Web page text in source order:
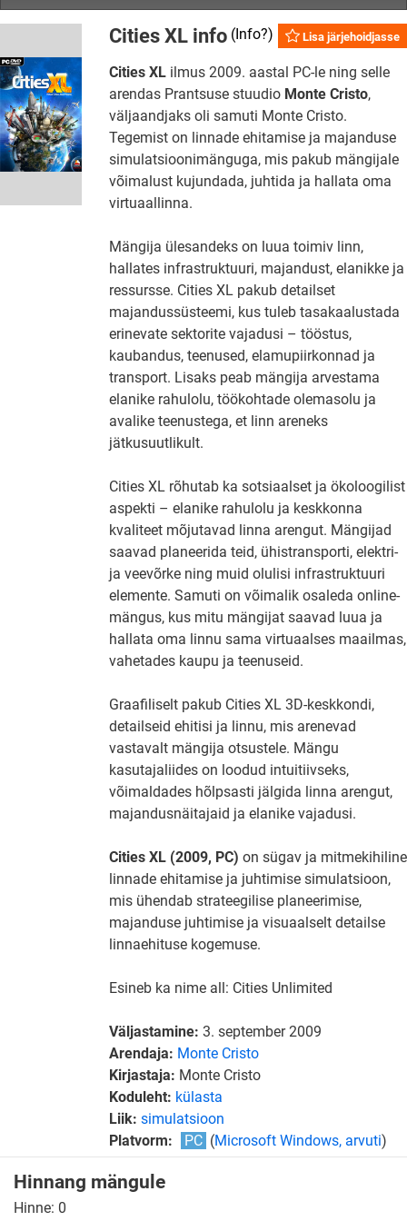
Lisa järjehoidjasse
(Info?)
Cities XL info
Cities XLilmus 2009. aastal PC-le ning selle
arendas Prantsuse stuudio Monte Cristo,
väljaandjaks oli samuti Monte Cristo.
Tegemist on linnade ehitamise ja majanduse
simulatsioonimänguga, mis pakub mängijale
võimalust kujundada, juhtida ja hallata oma
virtuaallinna.
Mängija ülesandeks on luua toimiv linn,
hallates infrastruktuuri, majandust, elanikke ja
ressursse. Cities XL pakub detailset
majandussüsteemi, kus tuleb tasakaalustada
erinevate sektorite vajadusi – tööstus,
kaubandus, teenused, elamupiirkonnad ja
transport. Lisaks peab mängija arvestama
elanike rahulolu, töökohtade olemasolu ja
avalike teenustega, et linn areneks
jätkusuutlikult.
Cities XL rõhutab ka sotsiaalset ja ökoloogilist
aspekti – elanike rahulolu ja keskkonna
kvaliteet mõjutavad linna arengut. Mängijad
saavad planeerida teid, ühistransporti, elektri-
ja veevõrke ning muid olulisi infrastruktuuri
elemente. Samuti on võimalik osaleda online-
mängus, kus mitu mängijat saavad luua ja
hallata oma linnu sama virtuaalses maailmas,
vahetades kaupu ja teenuseid.
Graafiliselt pakub Cities XL 3D-keskkondi,
detailseid ehitisi ja linnu, mis arenevad
vastavalt mängija otsustele. Mängu
kasutajaliides on loodud intuitiivseks,
võimaldades hõlpsasti jälgida linna arengut,
majandusnäitajaid ja elanike vajadusi.
Cities XL (2009, PC) on sügav ja mitmekihiline
linnade ehitamise ja juhtimise simulatsioon,
mis ühendab strateegilise planeerimise,
majanduse juhtimise ja visuaalselt detailse
linnaehituse kogemuse.
Esineb ka nime all: Cities Unlimited
Väljastamine: 3. september 2009
Arendaja: Monte Cristo
Kirjastaja: Monte Cristo
Koduleht: külasta
Liik: simulatsioon
Platvorm:
PC (Microsoft Windows, arvuti)
Hinnang mängule
Hinne: 0